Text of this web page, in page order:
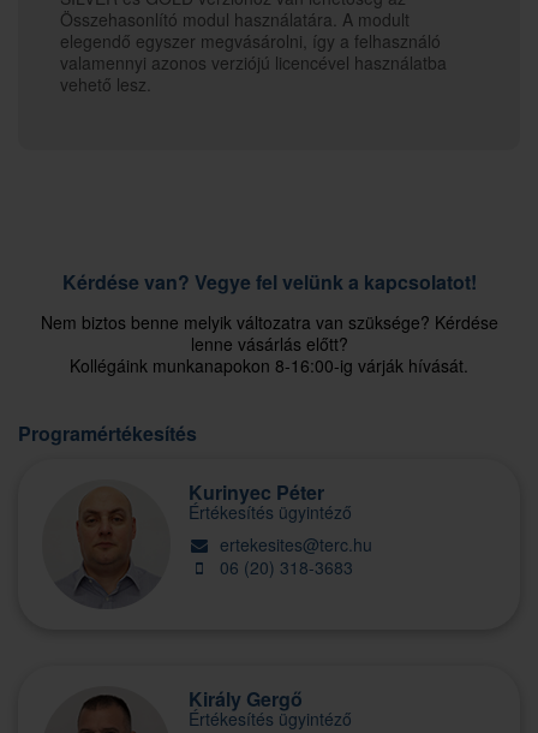
Összehasonlító modul használatára. A modult
elegendő egyszer megvásárolni, így a felhasználó
valamennyi azonos verziójú licencével használatba
vehető lesz.
Kérdése van? Vegye fel velünk a kapcsolatot!
Nem biztos benne melyik változatra van szüksége? Kérdése
lenne vásárlás előtt?
Kollégáink munkanapokon 8-16:00-ig várják hívását.
Programértékesítés
Kurinyec Péter
Értékesítés ügyintéző
ertekesites@terc.hu
06 (20) 318-3683
Király Gergő
Értékesítés ügyintéző